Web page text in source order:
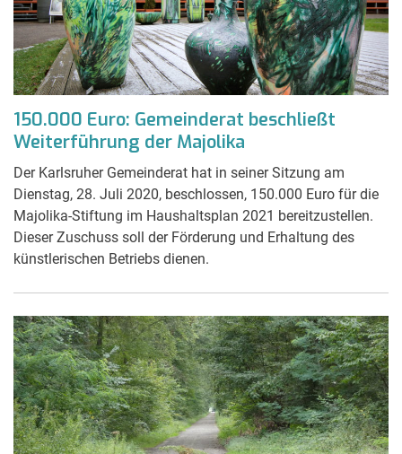
150.000 Euro: Gemeinderat beschließt
Weiterführung der Majolika
Der Karlsruher Gemeinderat hat in seiner Sitzung am
Dienstag, 28. Juli 2020, beschlossen, 150.000 Euro für die
Majolika-Stiftung im Haushaltsplan 2021 bereitzustellen.
Dieser Zuschuss soll der Förderung und Erhaltung des
künstlerischen Betriebs dienen.